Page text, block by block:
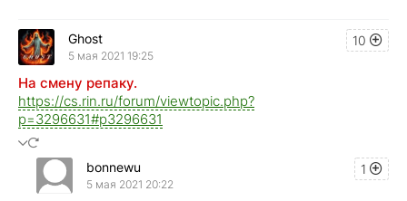
10
Ghost
5 мая 2021 19:25
На смену репаку.
https://cs.rin.ru/forum/viewtopic.php?
p=3296631#p3296631
1
bonnewu
5 мая 2021 20:22